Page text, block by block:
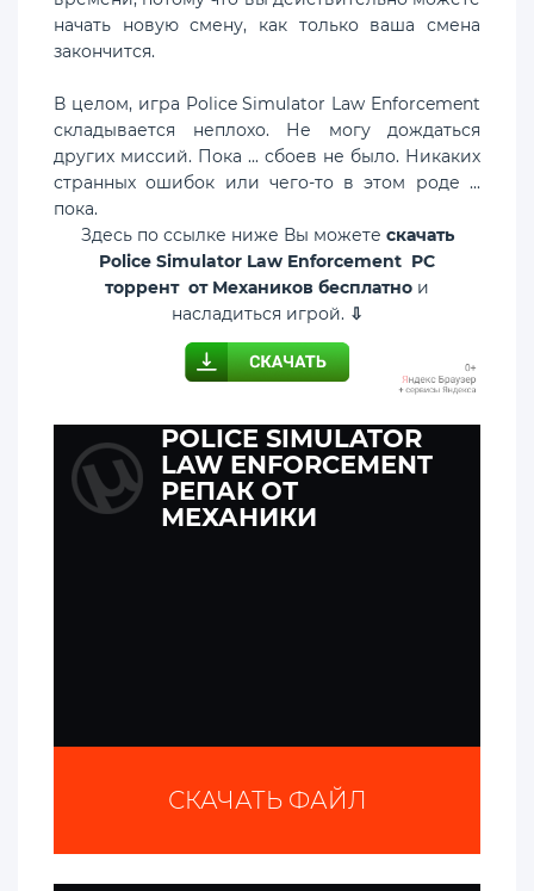
начать новую смену, как только ваша смена
закончится.
В целом, игра Police Simulator Law Enforcement
складывается неплохо. Не могу дождаться
других миссий. Пока ... сбоев не было. Никаких
странных ошибок или чего-то в этом роде ...
пока.
Здесь по ссылке ниже Вы можете скачать
Police Simulator Law Enforcement PC
торрент от Механиков бесплатно и
насладиться игрой. ⇩
POLICE SIMULATOR
LAW ENFORCEMENT
РЕПАК ОТ
МЕХАНИКИ
СКАЧАТЬ ФАЙЛ